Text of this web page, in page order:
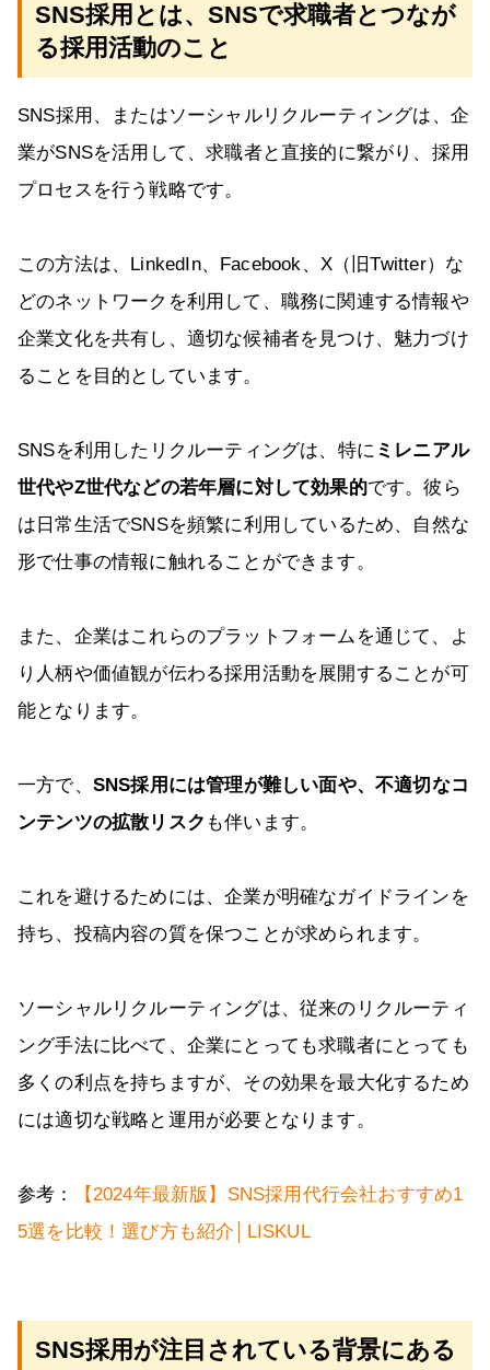
SNS採用とは、SNSで求職者とつなが
る採用活動のこと
SNS採用、またはソーシャルリクルーティングは、企
業がSNSを活用して、求職者と直接的に繋がり、採用
プロセスを行う戦略です。
この方法は、LinkedIn、Facebook、X（旧Twitter）な
どのネットワークを利用して、職務に関連する情報や
企業文化を共有し、適切な候補者を見つけ、魅力づけ
ることを目的としています。
SNSを利用したリクルーティングは、特に ミレニアル
世代やZ世代などの若年層に対して効果的です。彼ら
は日常生活でSNSを頻繁に利用しているため、自然な
形で仕事の情報に触れることができます。
また、企業はこれらのプラットフォームを通じて、よ
り人柄や価値観が伝わる採用活動を展開することが可
能となります。
一方で、 SNS採用には管理が難しい面や、不適切なコ
ンテンツの拡散リスク も伴います。
これを避けるためには、企業が明確なガイドラインを
持ち、投稿内容の質を保つことが求められます。
ソーシャルリクルーティングは、従来のリクルーティ
ング手法に比べて、企業にとっても求職者にとっても
多くの利点を持ちますが、その効果を最大化するため
には適切な戦略と運用が必要となります。
参考：
【2024年最新版】SNS採用代行会社おすすめ1
5選を比較！選び方も紹介│LISKUL
SNS採用が注目されている背景にある